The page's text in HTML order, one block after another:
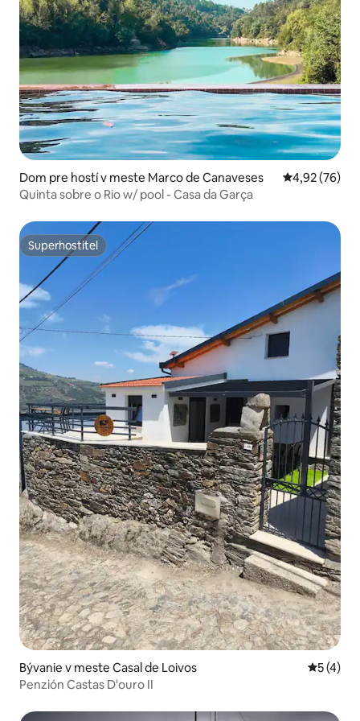
Dom pre hostí v meste Marco de Canaveses Priemerné
4,92 (76)
Quinta sobre o Rio w/ pool - Casa da Garça
Superhostiteľ
Superhostiteľ
Bývanie v meste Casal de Loivos
5 (4)
Penzión Castas D'ouro II